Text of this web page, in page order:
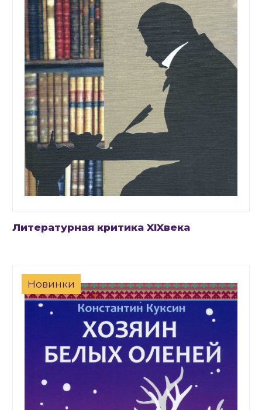
Литературная критика XIXвека
Новинки